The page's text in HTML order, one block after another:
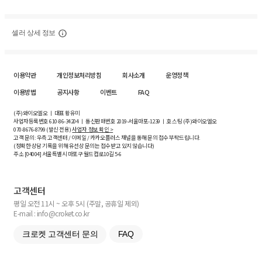
셀러 상세 정보
이용약관 개인정보처리방침 회사소개
운영정책
이용방법
공지사항 이벤트 FAQ
(주)와이오엘오 ㅣ 대표 황유미
사업자등록번호610-86-34204ㅣ 통신판매번호 2019-서울마포-1239 ㅣ 호스팅 (주)와이오엘오
070-8676-8799 (발신 전용)사업자 정보 확인 >
고객 문의: 우측 고객센터 / 이메일 / 카카오플러스 채널을 통해 문의 접수 부탁드립니다.
(정확한 상담 기록을 위해 유선상 문의는 접수받고 있지 않습니다)
주소 [04004] 서울특별시 마포구 월드컵로10길5-6
고객센터
평일 오전 11시 ~ 오후 5시 (주말, 공휴일 제외)
E-mail : info@croket.co.kr
크로켓 고객센터 문의 FAQ